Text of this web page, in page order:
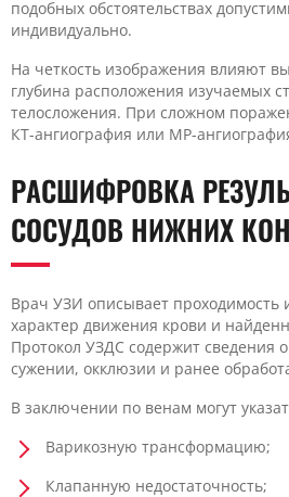
подобных обстоятельствах
индивидуально.
На четкость изображения влияют
глубина расположения изучаемых
телосложения. При сложном
КТ-ангиография или МР-
РАСШИФРОВКА
СОСУДОВ НИЖНИХ
Врач УЗИ описывает проходимость
характер движения крови и
Протокол УЗДС содержит сведения
сужении, окклюзии и ранее
В заключении по венам могут
Варикозную трансформацию;
Клапанную недостаточность;